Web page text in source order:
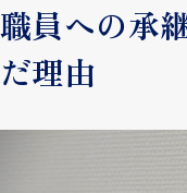
職員への承
だ理由